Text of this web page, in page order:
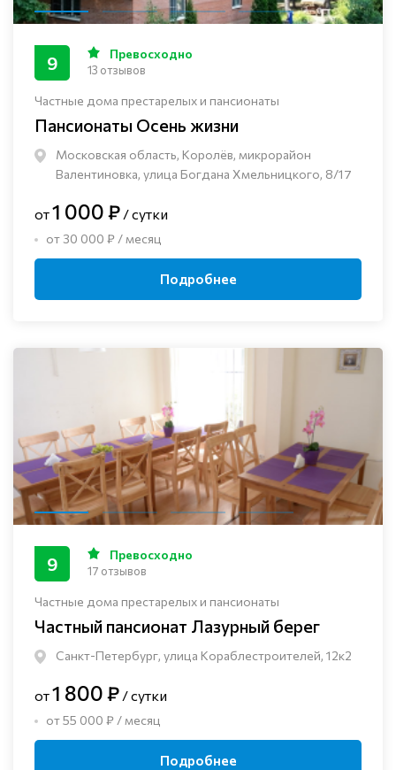
Частные дома престарелых и пансионаты
Пансионаты Осень жизни
Московская область, Королёв, микрорайон
Валентиновка, улица Богдана Хмельницкого, 8/17
9 Превосходно
13 отзывов
от1 000 ₽ / сутки
от 30 000 ₽ / месяц
Подробнее
Частные дома престарелых и пансионаты
Частный пансионат Лазурный берег
Санкт-Петербург, улица Кораблестроителей, 12к2
9 Превосходно
17 отзывов
от1 800 ₽ / сутки
от 55 000 ₽ / месяц
Подробнее